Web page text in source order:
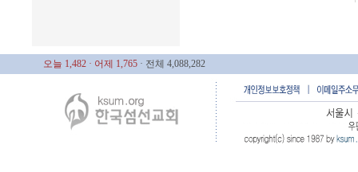
오늘 1,482 · 어제 1,765 · 전체 4,088,282